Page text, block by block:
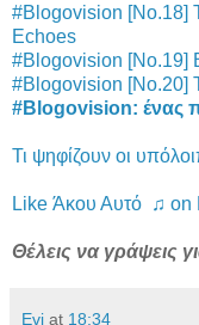
#Blogovision [No.18]
Echoes
#Blogovision [No.19]
#Blogovision [No.20]
#Blogovision: ένας
Τι ψηφίζουν οι
Like Άκου Αυτό ♫ on
Θέλεις να γράψεις
Evi at 18:34